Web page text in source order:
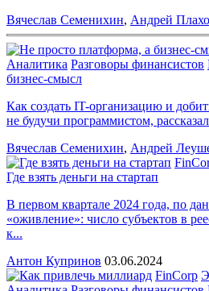
Вячеслав Семенихин, Андрей
Аналитика Разговоры финансистов
бизнес-смысл
Как создать IT-организацию и
не будучи программистом,
Вячеслав Семенихин, Андрей
Где взять деньги на стартап
В первом квартале 2024 года, по
«оживление»: число субъектов в
к...
Антон Купринов 03.06.2024
FinCorp